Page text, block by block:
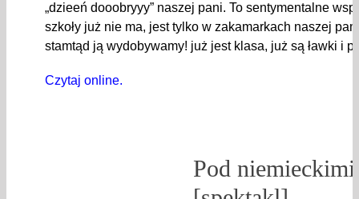
„dzieeń dooobryyy” naszej pani. To sentymentalne
szkoły już nie ma, jest tylko w zakamarkach naszej
stamtąd ją wydobywamy! już jest klasa, już są ławki i
Czytaj online.
Pod niemieckimi